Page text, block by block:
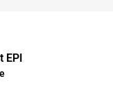
EPI